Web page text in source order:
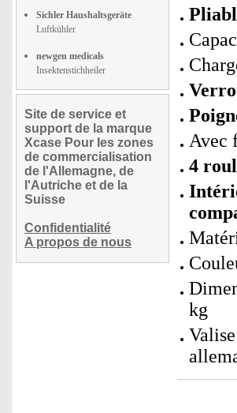
Sichler Haushaltsgeräte
Luftkühler
newgen medicals
Insektenstichheiler
Site de service et
support de la marque
Xcase Pour les zones
de commercialisation
de l'Allemagne, de
l'Autriche et de la
Suisse
Confidentialité
A propos de nous
Avec
4
kg